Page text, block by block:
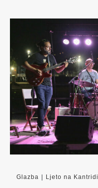
Glazba Ljeto na Kantridi